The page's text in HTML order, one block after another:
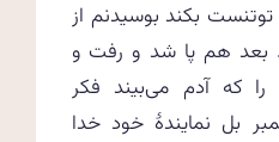
توتنست بکند بوسیدنم از
بعد هم پا شد و رفت و
که آدم می‌بیند فکر
بل نمایندهٔ خود خدا